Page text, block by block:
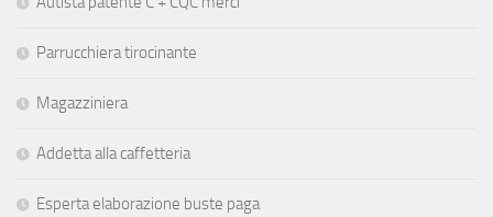
Parrucchiera tirocinante
Magazziniera
Addetta alla caffetteria
Esperta elaborazione buste paga